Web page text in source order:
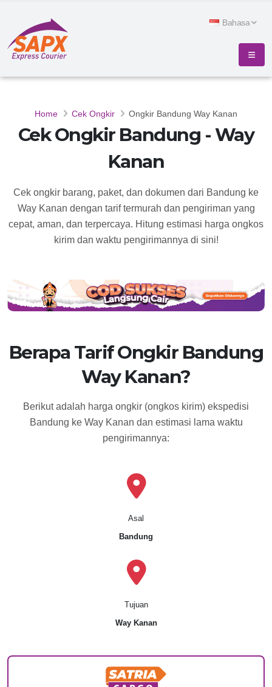
Bahasa
Home Cek Ongkir Ongkir Bandung Way Kanan
Cek Ongkir Bandung - Way
Kanan
Cek ongkir barang, paket, dan dokumen dari Bandung ke
Way Kanan dengan tarif termurah dan pengiriman yang
cepat, aman, dan terpercaya. Hitung estimasi harga ongkos
kirim dan waktu pengirimannya di sini!
Berapa Tarif Ongkir Bandung
Way Kanan?
Berikut adalah harga ongkir (ongkos kirim) ekspedisi
Bandung ke Way Kanan dan estimasi lama waktu
pengirimannya:
Asal
Bandung
Tujuan
Way Kanan